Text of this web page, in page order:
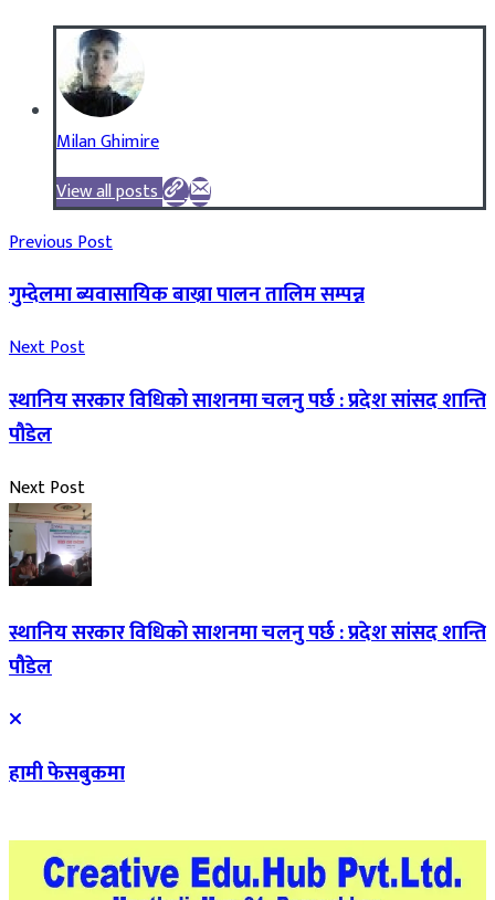
Milan Ghimire
View all posts
Previous Post
गुम्देलमा ब्यवासायिक बाख्रा पालन तालिम सम्पन्न
Next Post
स्थानिय सरकार विधिको साशनमा चलनु पर्छ : प्रदेश सांसद शान्ति
पौडेल
Next Post
स्थानिय सरकार विधिको साशनमा चलनु पर्छ : प्रदेश सांसद शान्ति
पौडेल
हामी फेसबुकमा